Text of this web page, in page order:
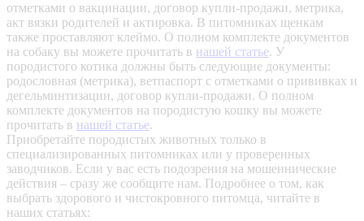
отметками о вакцинации, договор купли-продажи, метрика,
акт вязки родителей и актировка. В питомниках щенкам
также проставляют клеймо. О полном комплекте документов
на собаку вы можете прочитать в нашей статье. У
породистого котика должны быть следующие документы:
родословная (метрика), ветпаспорт с отметками о прививках и
дегельминтизации, договор купли-продажи. О полном
комплекте документов на породистую кошку вы можете
прочитать в нашей статье.
Приобретайте породистых животных только в
специализированных питомниках или у проверенных
заводчиков. Если у вас есть подозрения на мошеннические
действия – сразу же сообщите нам. Подробнее о том, как
выбрать здорового и чистокровного питомца, читайте в
наших статьях: